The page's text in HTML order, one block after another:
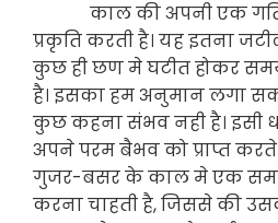
काल की अपनी एक गति
प्रकृति करती है। यह इतना
कुछ ही छण मे घटीत होकर
है। इसका हम अनुमान लगा
कुछ कहना संभव नही है। इसी
अपने परम बैभव को प्राप्त
गुजर-बसर के काल मे एक
करना चाहती है, जिससे की